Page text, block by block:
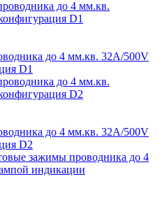
до 4 мм.кв. 32A/500V
D1
до 4 мм.кв. 32A/500V
D2